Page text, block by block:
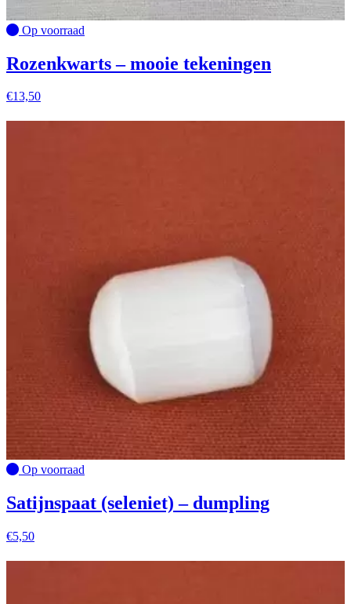
Op voorraad
Rozenkwarts – mooie tekeningen
€13,50
Op voorraad
Satijnspaat (seleniet) – dumpling
€5,50